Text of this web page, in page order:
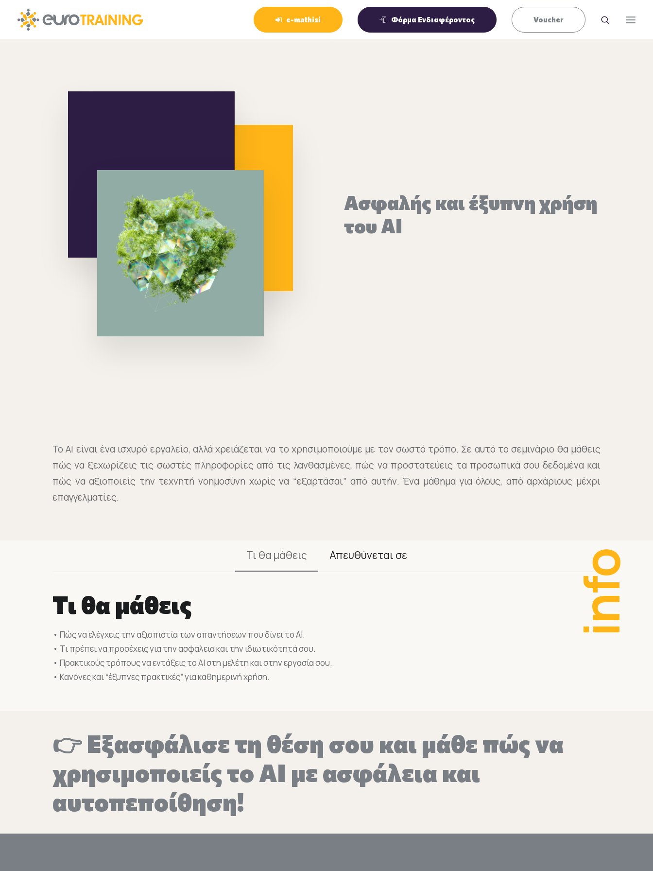
e-mathisi Φόρμα Ενδιαφέροντος Voucher
Ασφαλής και έξυπνη χρήση
του AI
Το AI είναι ένα ισχυρό εργαλείο, αλλά χρειάζεται να το χρησιμοποιούμε με τον σωστό τρόπο. Σε αυτό το σεμινάριο θα μάθεις
πώς να ξεχωρίζεις τις σωστές πληροφορίες από τις λανθασμένες, πώς να προστατεύεις τα προσωπικά σου δεδομένα και
πώς να αξιοποιείς την τεχνητή νοημοσύνη χωρίς να “εξαρτάσαι” από αυτήν. Ένα μάθημα για όλους, από αρχάριους μέχρι
επαγγελματίες.
Τι θα μάθεις Απευθύνεται σε
Τι θα μάθεις
• Πώς να ελέγχεις την αξιοπιστία των απαντήσεων που δίνει το AI.
• Τι πρέπει να προσέχεις για την ασφάλεια και την ιδιωτικότητά σου.
• Πρακτικούς τρόπους να εντάξεις το AI στη μελέτη και στην εργασία σου.
• Κανόνες και “έξυπνες πρακτικές” για καθημερινή χρήση.
info
👉 Εξασφάλισε τη θέση σου και μάθε πώς να
χρησιμοποιείς το AI με ασφάλεια και
αυτοπεποίθηση!